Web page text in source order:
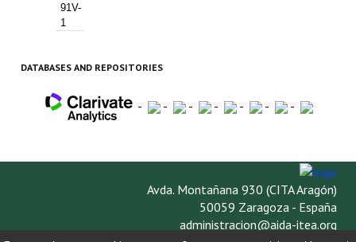
91V-
1
DATABASES AND REPOSITORIES
- - - - - - -
Avda. Montañana 930 (CITA Aragón)
50059 Zaragoza - España
administracion@aida-itea.org